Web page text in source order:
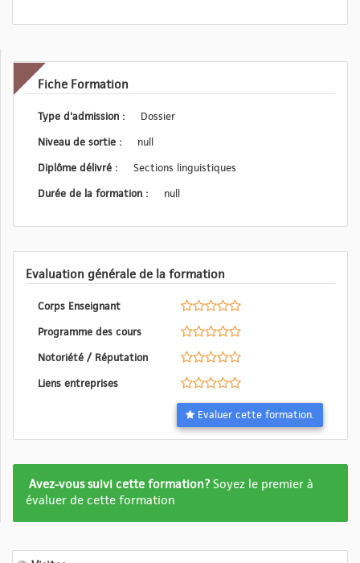
Fiche Formation
Type d'admission :
Dossier
Niveau de sortie :
null
Diplôme délivré :
Sections linguistiques
Durée de la formation :
null
Evaluation générale de la formation
Corps Enseignant
Programme des cours
Notoriété / Réputation
Liens entreprises
Evaluer cette formation.
Formation
pas
Avez-vous suivi cette formation?Soyez le premier à
évaluer de cette formation